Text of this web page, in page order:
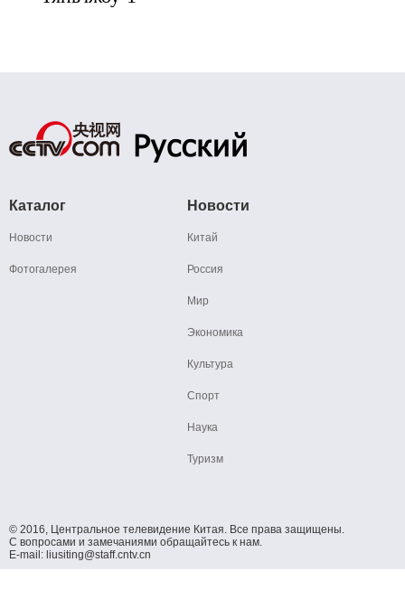
Каталог
Новости
Фотогалерея
Новости
Китай
Россия
Мир
Экономика
Культура
Спорт
Наука
Туризм
© 2016, Центральное телевидение Китая. Все права защищены.
С вопросами и замечаниями обращайтесь к нам.
E-mail: liusiting@staff.cntv.cn